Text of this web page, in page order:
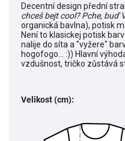
Decentní design přední
chceš bejt cool? Pche, buď
organická bavlna), potisk
Není to klasickej potisk
nalije do síta a "vyžere"
hogofogo... :)) Hlavní
vzdušnost, tričko zůstává
Velikost (cm):